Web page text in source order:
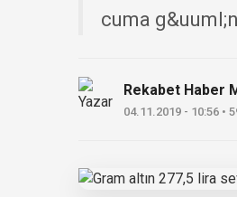
cuma
Rekabet Haber
04.11.2019 - 10:56 •